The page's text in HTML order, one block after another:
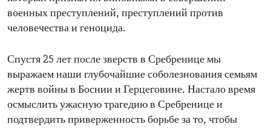
военных преступлений, преступлений против
человечества и геноцида.
Спустя 25 лет после зверств в Сребренице мы
выражаем наши глубочайшие соболезнования семьям
жертв войны в Боснии и Герцеговине. Настало время
осмыслить ужасную трагедию в Сребренице и
подтвердить приверженность борьбе за то, чтобы